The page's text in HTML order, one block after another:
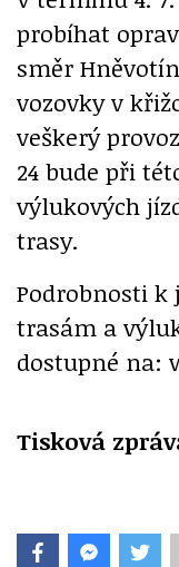
probíhat
směr
vozovky v
veškerý
24 bude při
výlukových
trasy.
Podrobnosti
trasám a
dostupné na:
Tisková